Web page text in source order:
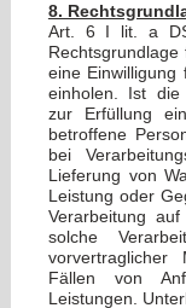
8.
Art. 6 I lit. a
eine Einwilligung
einholen. Ist die
zur Erfüllung
betroffene
bei
Lieferung von
Leistung oder
Verarbeitung
solche
Fällen von
Leistungen.